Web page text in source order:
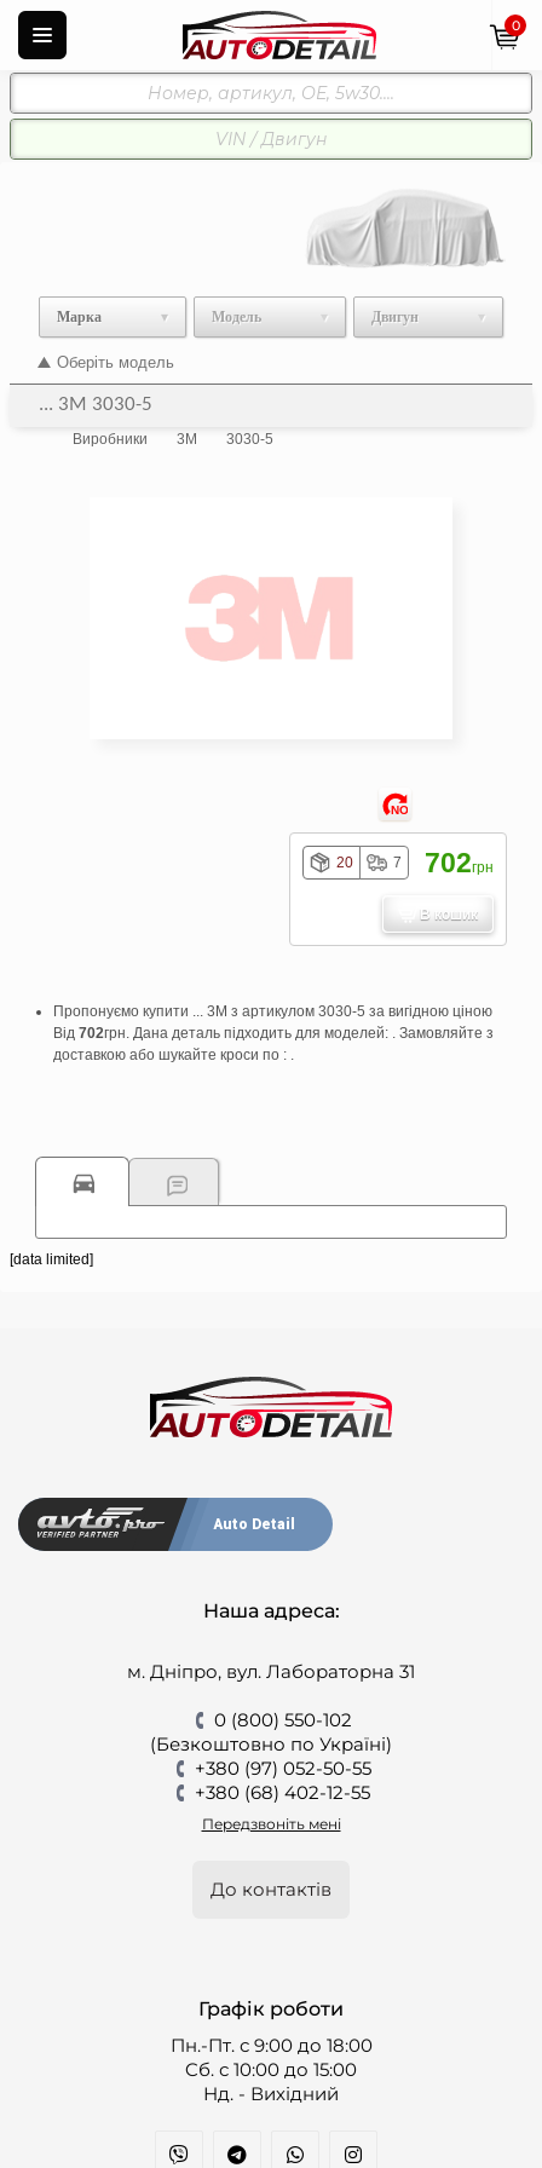
0
Марка Модель Двигун
Оберіть модель
... 3M 3030-5
Виробники 3M 3030-5
Пропонуємо купити ... 3M з артикулом 3030-5 за вигідною ціною
Від 702грн. Дана деталь підходить для моделей: . Замовляйте з
доставкою або шукайте кроси по : .
NO
20 7 702грн
В кошик
[data limited]
Auto Detail
Наша адреса:
м. Дніпро, вул. Лабораторна 31
0 (800) 550-102
(Безкоштовно по Україні)
+380 (97) 052-50-55
+380 (68) 402-12-55
Передзвоніть мені
До контактів
Графік роботи
Пн.-Пт. с 9:00 до 18:00
Cб. с 10:00 до 15:00
Нд. - Вихідний